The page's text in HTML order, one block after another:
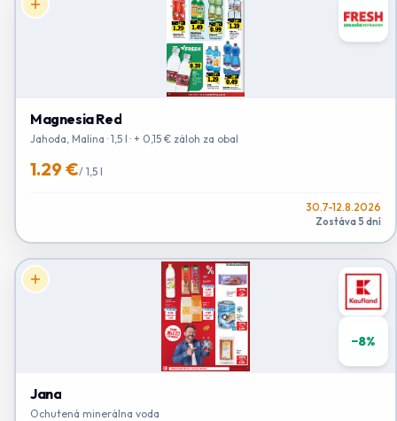
Magnesia Red
Jahoda, Malina · 1,5 l · + 0,15 € záloh za obal
1.29 €/ 1,5 l
30.7-12.8.2026
Zostáva 5 dní
−8%
Jana
Ochutená minerálna voda